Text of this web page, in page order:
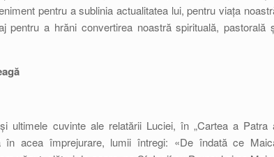
pentru a sublinia actualitatea lui, pentru viața
pentru a hrăni convertirea noastră spirituală, pastorală
ultimele cuvinte ale relatării Luciei, în „Cartea a Patra
în acea împrejurare, lumii întregi: «De îndată ce